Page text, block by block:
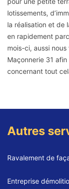
lotissements,
la réalisation et de
en rapidement
mois-ci, aussi
Maçonnerie 31
concernant tout
Autres
Ravalement de
Entreprise